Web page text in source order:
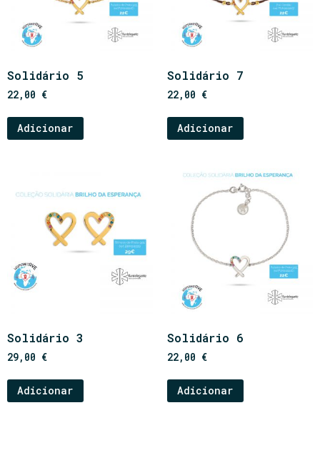
Solidário 5
22,00 €
Adicionar
Solidário 7
22,00 €
Adicionar
Solidário 3
29,00 €
Adicionar
Solidário 6
22,00 €
Adicionar